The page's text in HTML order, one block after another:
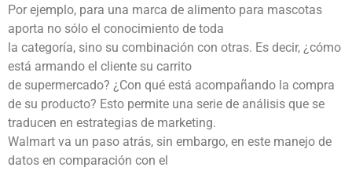
Por ejemplo, para una marca de alimento para mascotas
aporta no sólo el conocimiento de toda
la categoría, sino su combinación con otras. Es decir, ¿cómo
está armando el cliente su carrito
de supermercado? ¿Con qué está acompañando la compra
de su producto? Esto permite una serie de análisis que se
traducen en estrategias de marketing.
Walmart va un paso atrás, sin embargo, en este manejo de
datos en comparación con el